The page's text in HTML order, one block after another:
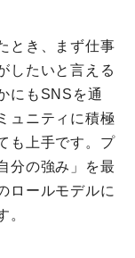
とき、まず仕事
したいと言える
にもSNSを通
ュニティに積極
も上手です。プ
分の強み」を最
ロールモデルに
。